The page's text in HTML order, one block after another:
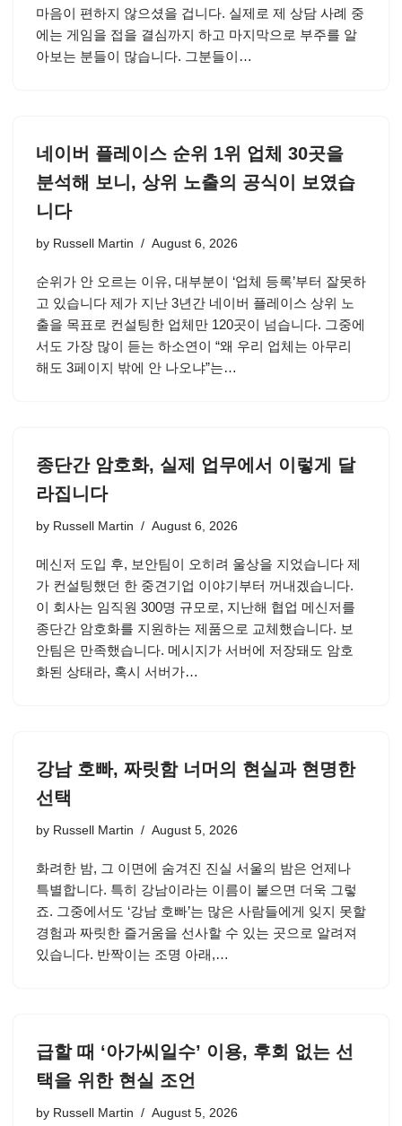
마음이 편하지 않으셨을 겁니다. 실제로 제 상담 사례 중
에는 게임을 접을 결심까지 하고 마지막으로 부주를 알
아보는 분들이 많습니다. 그분들이…
네이버 플레이스 순위 1위 업체 30곳을
분석해 보니, 상위 노출의 공식이 보였습
니다
by Russell Martin August 6, 2026
순위가 안 오르는 이유, 대부분이 ‘업체 등록’부터 잘못하
고 있습니다 제가 지난 3년간 네이버 플레이스 상위 노
출을 목표로 컨설팅한 업체만 120곳이 넘습니다. 그중에
서도 가장 많이 듣는 하소연이 “왜 우리 업체는 아무리
해도 3페이지 밖에 안 나오냐”는…
종단간 암호화, 실제 업무에서 이렇게 달
라집니다
by Russell Martin August 6, 2026
메신저 도입 후, 보안팀이 오히려 울상을 지었습니다 제
가 컨설팅했던 한 중견기업 이야기부터 꺼내겠습니다.
이 회사는 임직원 300명 규모로, 지난해 협업 메신저를
종단간 암호화를 지원하는 제품으로 교체했습니다. 보
안팀은 만족했습니다. 메시지가 서버에 저장돼도 암호
화된 상태라, 혹시 서버가…
강남 호빠, 짜릿함 너머의 현실과 현명한
선택
by Russell Martin August 5, 2026
화려한 밤, 그 이면에 숨겨진 진실 서울의 밤은 언제나
특별합니다. 특히 강남이라는 이름이 붙으면 더욱 그렇
죠. 그중에서도 ‘강남 호빠’는 많은 사람들에게 잊지 못할
경험과 짜릿한 즐거움을 선사할 수 있는 곳으로 알려져
있습니다. 반짝이는 조명 아래,…
급할 때 ‘아가씨일수’ 이용, 후회 없는 선
택을 위한 현실 조언
by Russell Martin August 5, 2026